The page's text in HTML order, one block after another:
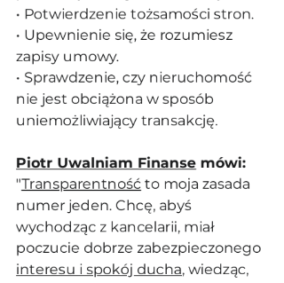
• Potwierdzenie tożsamości stron.
• Upewnienie się, że rozumiesz
zapisy umowy.
• Sprawdzenie, czy nieruchomość
nie jest obciążona w sposób
uniemożliwiający transakcję.
Piotr Uwalniam Finanse mówi:
"Transparentność to moja zasada
numer jeden. Chcę, abyś
wychodząc z kancelarii, miał
poczucie dobrze zabezpieczonego
interesu i spokój ducha, wiedząc,